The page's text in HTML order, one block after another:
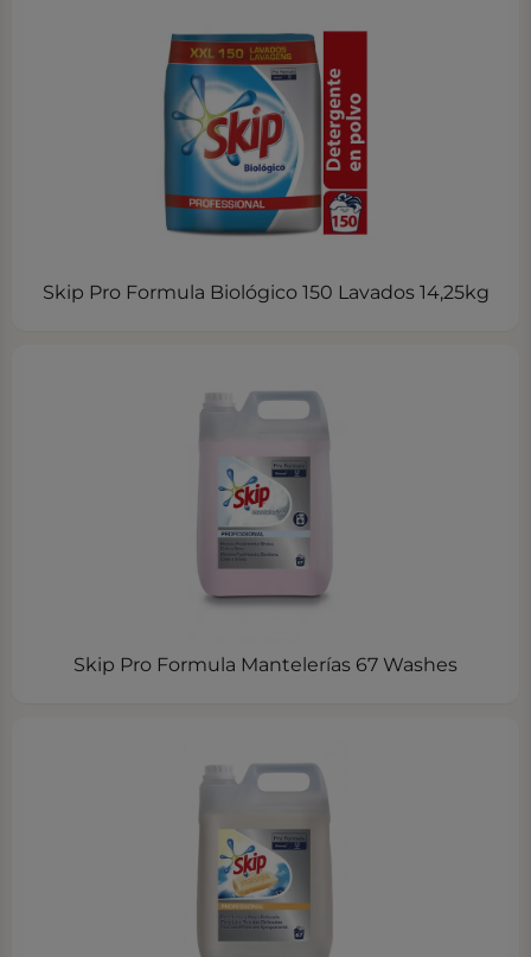
Skip Pro Formula Biológico 150 Lavados 14,25kg
Skip Pro Formula Mantelerías 67 Washes